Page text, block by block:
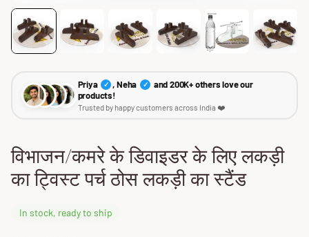
Priya ✓ , Neha ✓
and 200K+ others love our
products!
Trusted by happy customers across India ❤️
विभाजन/कमरे के डिवाइडर के लिए लकड़ी
का ट्विस्ट पर्च ठोस लकड़ी का स्टैंड
In stock, ready to ship